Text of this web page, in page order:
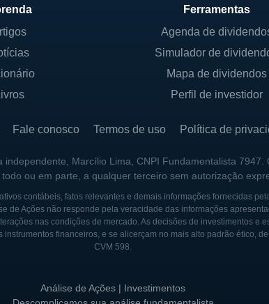
fusão de diversas empresas, incluindo a
no enriquecimento de urânio nos
estatal e se tornou a única fornecedora
se reestruturou e mudou seu nome para
com a inovação tecnológica e a
expandir suas operações e explorar
tem trabalhado em parcerias estratégicas
novas tecnologias que possam melhorar a
Ferramentas
Agenda de
Simulador de
Mapa de dividendos
Perfil de investidor
Fale conosco Termos de uso Política de
Marcílio Lima, CNPI Fundamentalista
ou em parte, a qualquer terceiro sem autorização
contábeis, fatos relevantes e demais informações fornecidas
de Ações não responde pela veracidade das informações
nas condições de mercado. As decisões de investimentos e
financeiros, e se alicerçam no mais alto padrão ético,
CVM 598.
Análise de Ações | Investimentos